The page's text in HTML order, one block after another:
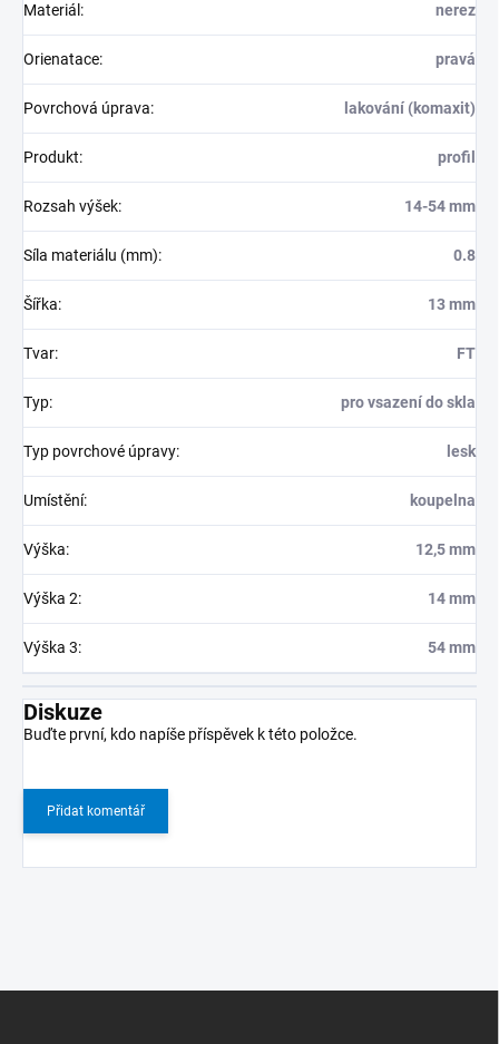
Materiál : nerez
Orienatace: pravá
Povrchová úprava: lakování (komaxit)
Produkt: profil
Rozsah výšek: 14-54 mm
Síla materiálu (mm): 0.8
Šířka: 13 mm
Tvar: FT
Typ: pro vsazení do skla
Typ povrchové úpravy: lesk
Umístění: koupelna
Výška: 12,5 mm
Výška 2: 14 mm
Výška 3: 54 mm
Diskuze
Buďte první, kdo napíše příspěvek k této položce.
Přidat komentář